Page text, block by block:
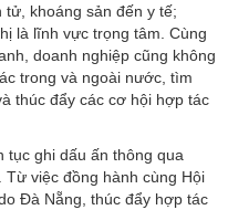
khoáng sản đến y tế;
là lĩnh vực trọng tâm. Cùng
doanh nghiệp cũng không
trong và ngoài nước, tìm
thúc đẩy các cơ hội hợp tác
tục ghi dấu ấn thông qua
việc đồng hành cùng Hội
Đà Nẵng, thúc đẩy hợp tác